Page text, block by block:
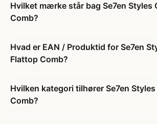
Hvilket mærke står bag Se7en Styles
Comb?
Hvad er EAN / Produktid for Se7en
Flattop Comb?
Hvilken kategori tilhører Se7en
Comb?